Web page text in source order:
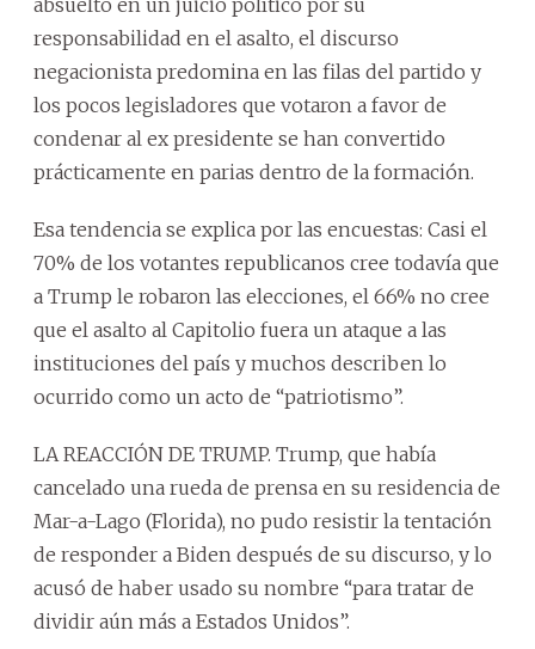
absuelto en un juicio político por su
responsabilidad en el asalto, el discurso
negacionista predomina en las filas del partido y
los pocos legisladores que votaron a favor de
condenar al ex presidente se han convertido
prácticamente en parias dentro de la formación.
Esa tendencia se explica por las encuestas: Casi el
70% de los votantes republicanos cree todavía que
a Trump le robaron las elecciones, el 66% no cree
que el asalto al Capitolio fuera un ataque a las
instituciones del país y muchos describen lo
ocurrido como un acto de “patriotismo”.
LA REACCIÓN DE TRUMP. Trump, que había
cancelado una rueda de prensa en su residencia de
Mar-a-Lago (Florida), no pudo resistir la tentación
de responder a Biden después de su discurso, y lo
acusó de haber usado su nombre “para tratar de
dividir aún más a Estados Unidos”.